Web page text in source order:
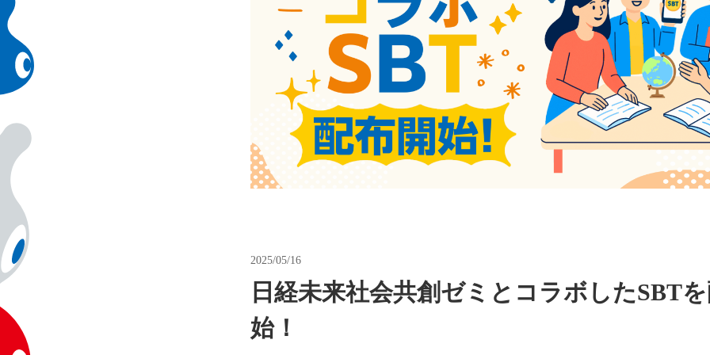
2025/05/16
日経未来社会共創ゼミとコラボしたSBT
始！